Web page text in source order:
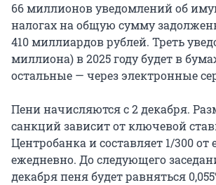
66 миллионовуведомлений об
налогах на общую сумму
410 миллиардоврублей. Треть
миллиона) в 2025 году будет в
остальные — через электронные
Пени начисляются с 2 декабря.
санкций зависит от ключевой
Центробанка и составляет 1/300
ежедневно. До следующего
декабря пеня будет равняться